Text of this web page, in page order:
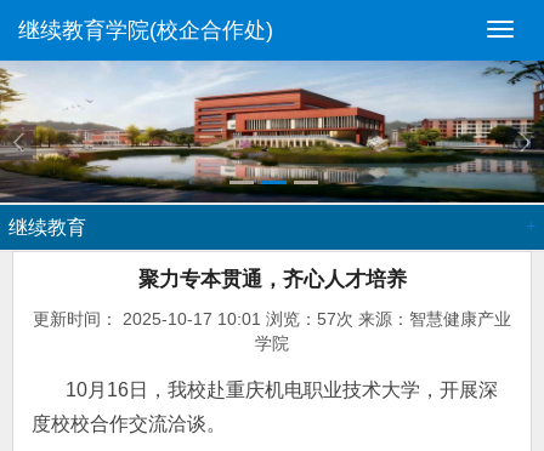
切
导
继续教育学院(校企合作处)
继续教育
聚力专本贯通，齐心人才培养
更新时间： 2025-10-17 10:01 浏览： 57次 来源：智慧健康产业
学院
10月16日，我校赴重庆机电职业技术大学，开展深
度校校合作交流洽谈。